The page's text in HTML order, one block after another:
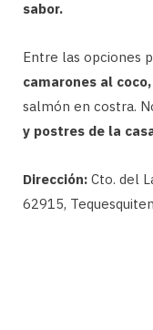
sabor.
Entre las opciones
camarones al
salmón en costra.
y postres de la
Dirección: Cto. del
62915,